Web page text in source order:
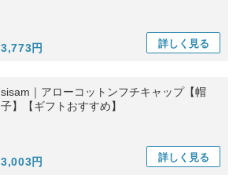
3,773円 詳しく 見る
sisam｜アローコットンフチキャップ【帽
子】【ギフトおすすめ】
3,003円 詳しく 見る